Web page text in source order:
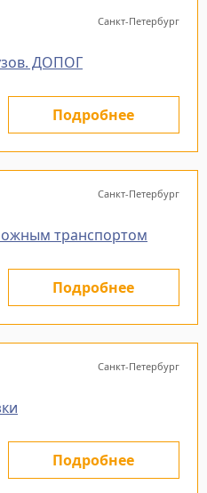
Санкт-Петербург
ДОПОГ
Подробнее
Санкт-Петербург
транспортом
Подробнее
Санкт-Петербург
Подробнее